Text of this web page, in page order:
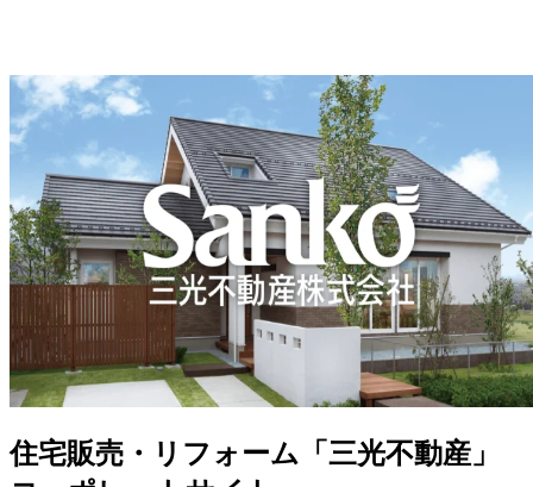
住宅販売・リフォーム「三光不動産」